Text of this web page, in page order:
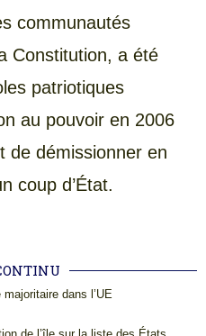
communautés
Constitution, a été
patriotiques
au pouvoir en 2006
de démissionner en
coup d’État.
dans l’UE